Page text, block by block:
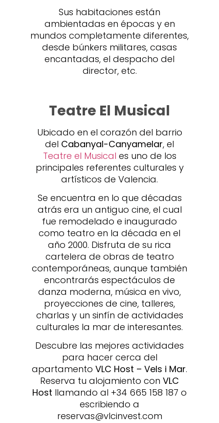
Sus habitaciones están
ambientadas en épocas y en
mundos completamente diferentes,
desde búnkers militares, casas
encantadas, el despacho del
director, etc.
Teatre El Musical
Ubicado en el corazón del barrio
del Cabanyal-Canyamelar, el
Teatre el Musical es uno de los
principales referentes culturales y
artísticos de Valencia.
Se encuentra en lo que décadas
atrás era un antiguo cine, el cual
fue remodelado e inaugurado
como teatro en la década en el
año 2000. Disfruta de su rica
cartelera de obras de teatro
contemporáneas, aunque también
encontrarás espectáculos de
danza moderna, música en vivo,
proyecciones de cine, talleres,
charlas y un sinfín de actividades
culturales la mar de interesantes.
Descubre las mejores actividades
para hacer cerca del
apartamento VLC Host – Vels i Mar.
Reserva tu alojamiento con VLC
Host llamando al +34 665 158 187 o
escribiendo a
reservas@vlcinvest.com